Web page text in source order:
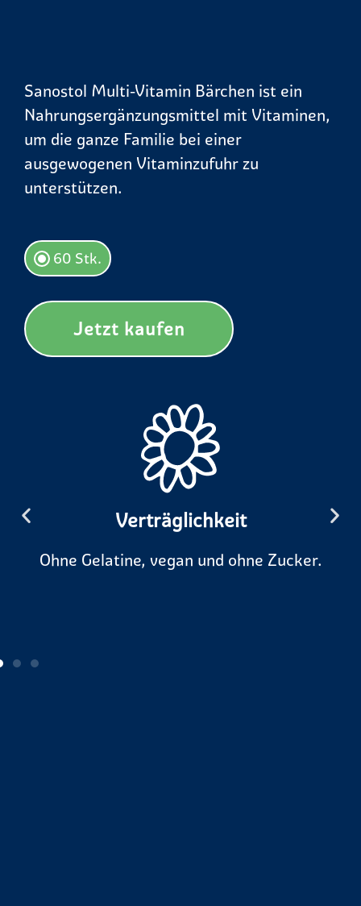
Sanostol Multi-Vitamin Bärchen ist ein
Nahrungsergänzungsmittel mit Vitaminen,
um die ganze Familie bei einer
ausgewogenen Vitaminzufuhr zu
unterstützen.
60 Stk.
Jetzt kaufen
Verträglichkeit
Ohne Gelatine, vegan und ohne Zucker.